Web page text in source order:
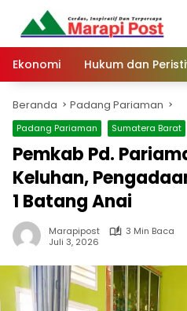
Langsung
konten
Ekonomi
Hukum dan
Beranda Padang Pariaman
Padang Pariaman Sumatera Barat
Pemkab Pd.
Keluhan,
1 Batang Anai
Marapipost
3 Min Baca
Juli 3, 2026